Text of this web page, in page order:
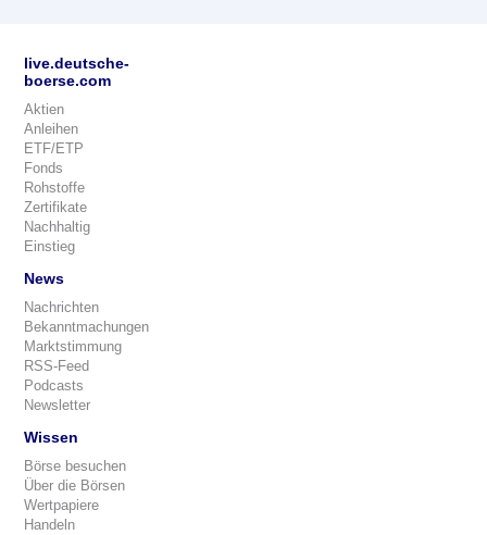
live.deutsche-
boerse.com
Aktien
Anleihen
ETF/ETP
Fonds
Rohstoffe
Zertifikate
Nachhaltig
Einstieg
News
Nachrichten
Bekanntmachungen
Marktstimmung
RSS-Feed
Podcasts
Newsletter
Wissen
Börse besuchen
Über die Börsen
Wertpapiere
Handeln